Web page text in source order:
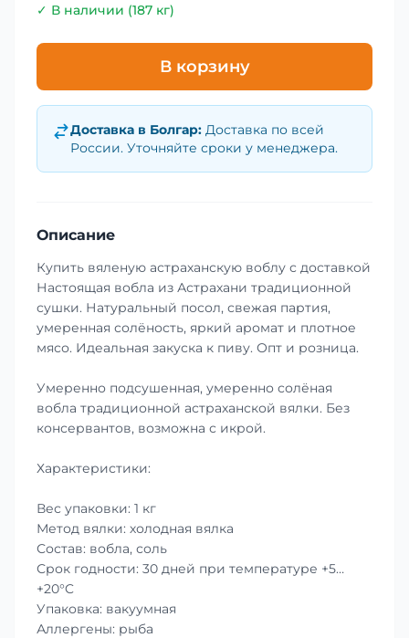
✓ В наличии (187 кг)
В корзину
Доставка в Болгар: Доставка по всей
России. Уточняйте сроки у менеджера.
Описание
Купить вяленую астраханскую воблу с доставкой
Настоящая вобла из Астрахани традиционной
сушки. Натуральный посол, свежая партия,
умеренная солёность, яркий аромат и плотное
мясо. Идеальная закуска к пиву. Опт и розница.
Умеренно подсушенная, умеренно солёная
вобла традиционной астраханской вялки. Без
консервантов, возможна с икрой.
Характеристики:
Вес упаковки: 1 кг
Метод вялки: холодная вялка
Состав: вобла, соль
Срок годности: 30 дней при температуре +5…
+20°C
Упаковка: вакуумная
Аллергены: рыба